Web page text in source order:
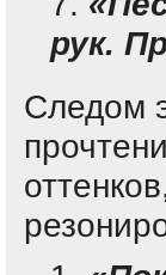
рук.
Следом